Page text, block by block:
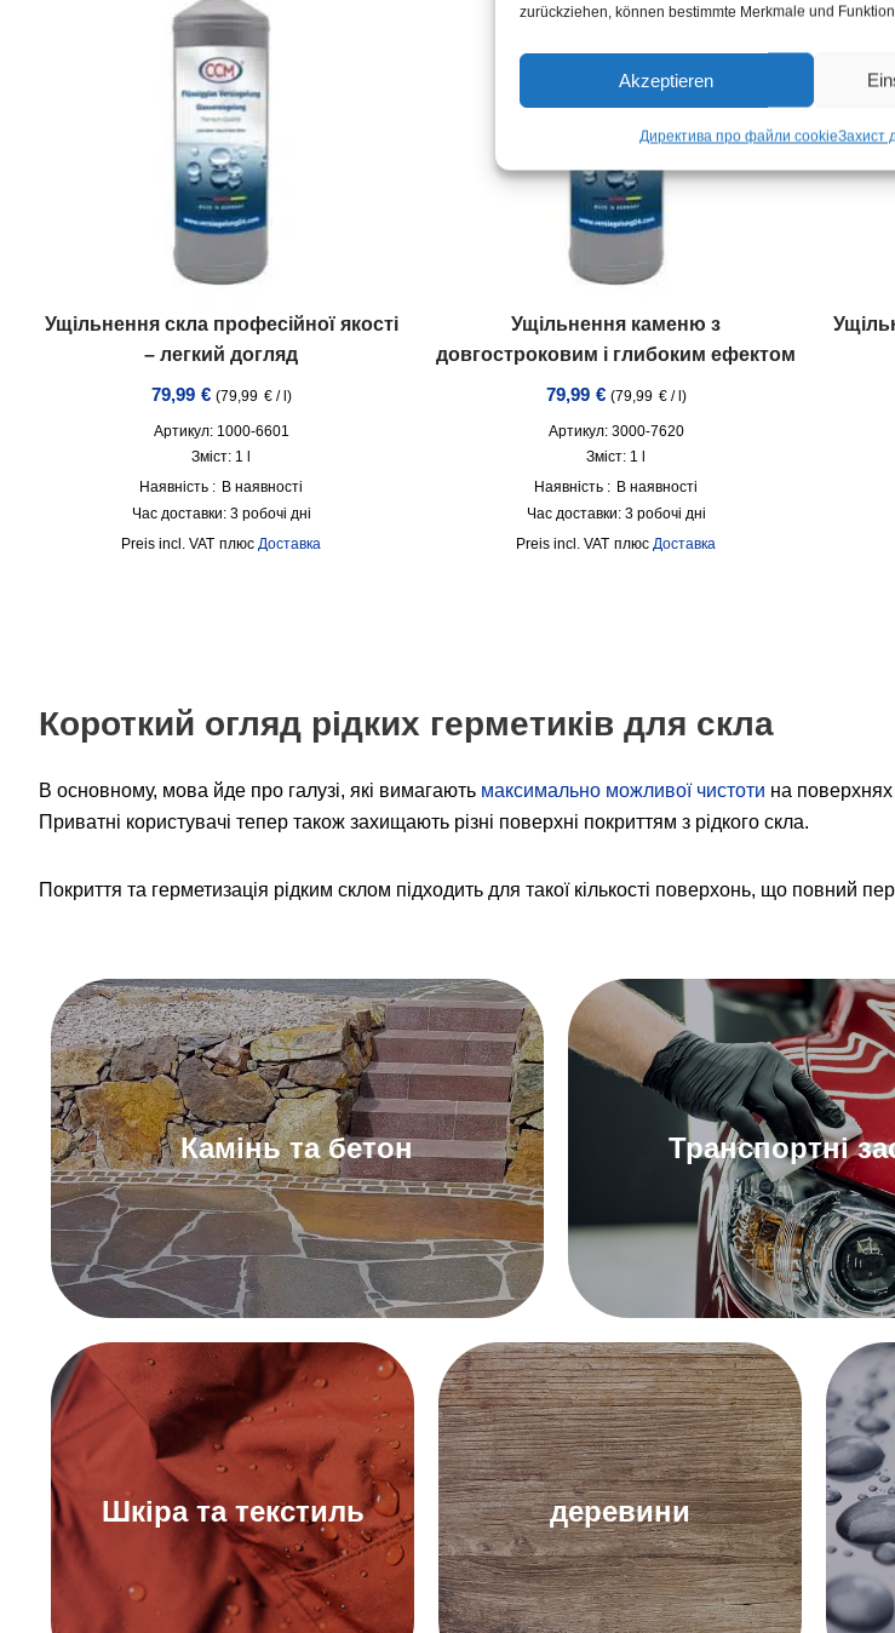
zurückziehen, können bestimmte Merkmale und
Akzeptieren
Директива про файли cookieЗахист
Ущільнення скла професійної якості
– легкий догляд
79,99 € (79,99 €/ )
Артикул: 1000-6601
Зміст: 1l
Наявність : В наявності
Час доставки: 3 робочі дні
incl. VAT плюс Доставка
Ущільнення каменю з
довгостроковим і глибоким ефектом
79,99 € (79,99 €/ )
Артикул: 3000-7620
Зміст: 1l
Наявність : В наявності
Час доставки: 3 робочі дні
incl. VAT плюс Доставка
Короткий огляд рідких герметиків для скла
В основному, мова йде про галузі, які вимагають максимально можливої чистоти на поверхнях
Приватні користувачі тепер також захищають різні поверхні покриттям з рідкого скла.
Покриття та герметизація рідким склом підходить для такої кількості поверхонь, що повний
Камінь та бетон
До герметиків для каменю та
бетону
Транспортні
До автомобільних
Шкіра та текстиль деревини